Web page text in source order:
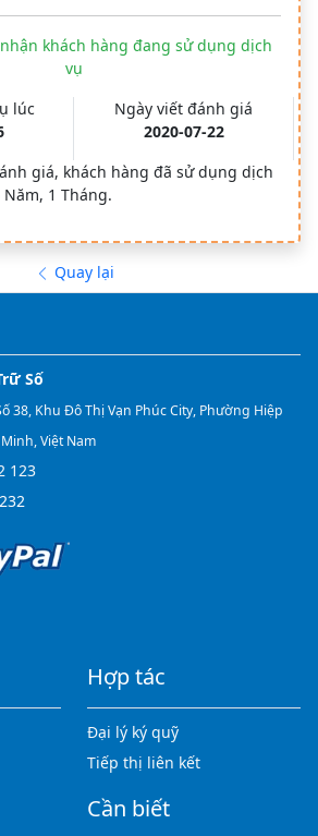
khách hàng đang sử dụng dịch
vụ
lúc
Ngày viết đánh giá
2020-07-22
giá, khách hàng đã sử dụng dịch
Năm, 1 Tháng.
Quay lại
Số
38, Khu Đô Thị Vạn Phúc City, Phường Hiệp
Việt Nam
123
Hợp tác
Đại lý ký quỹ
Tiếp thị liên kết
Cần biết